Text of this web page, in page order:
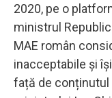
2020, pe o
ministrul
MAE român
inacceptabile și
față de conținutul